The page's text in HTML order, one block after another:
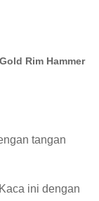
Rim Hammer
tangan
ini dengan